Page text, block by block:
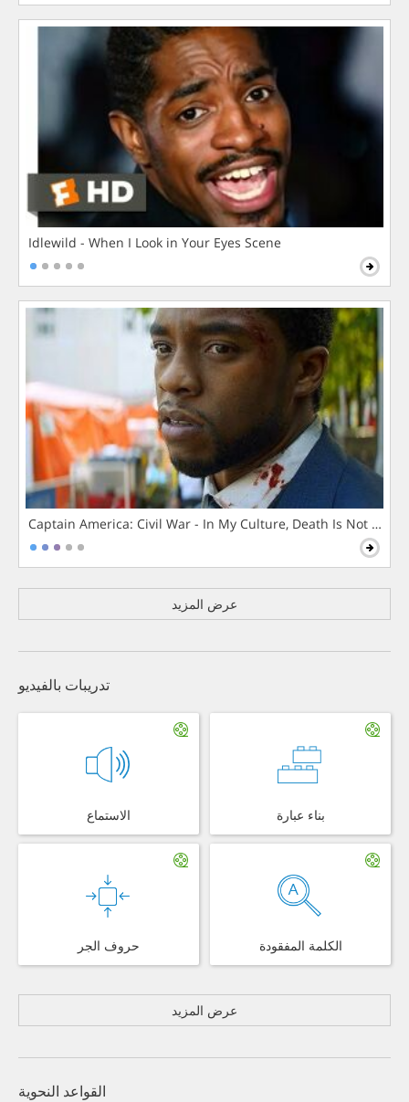
Idlewild - When I Look in Your Eyes Scene
Captain America: Civil War - In My Culture, Death Is Not The
عرض المزيد
تدريبات بالفيديو
الاستماع بناء عبارة
حروف الجر الكلمة المفقودة
عرض المزيد
القواعد النحوية